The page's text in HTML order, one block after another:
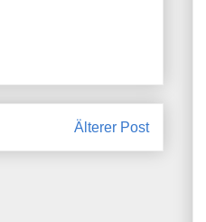
Älterer Post